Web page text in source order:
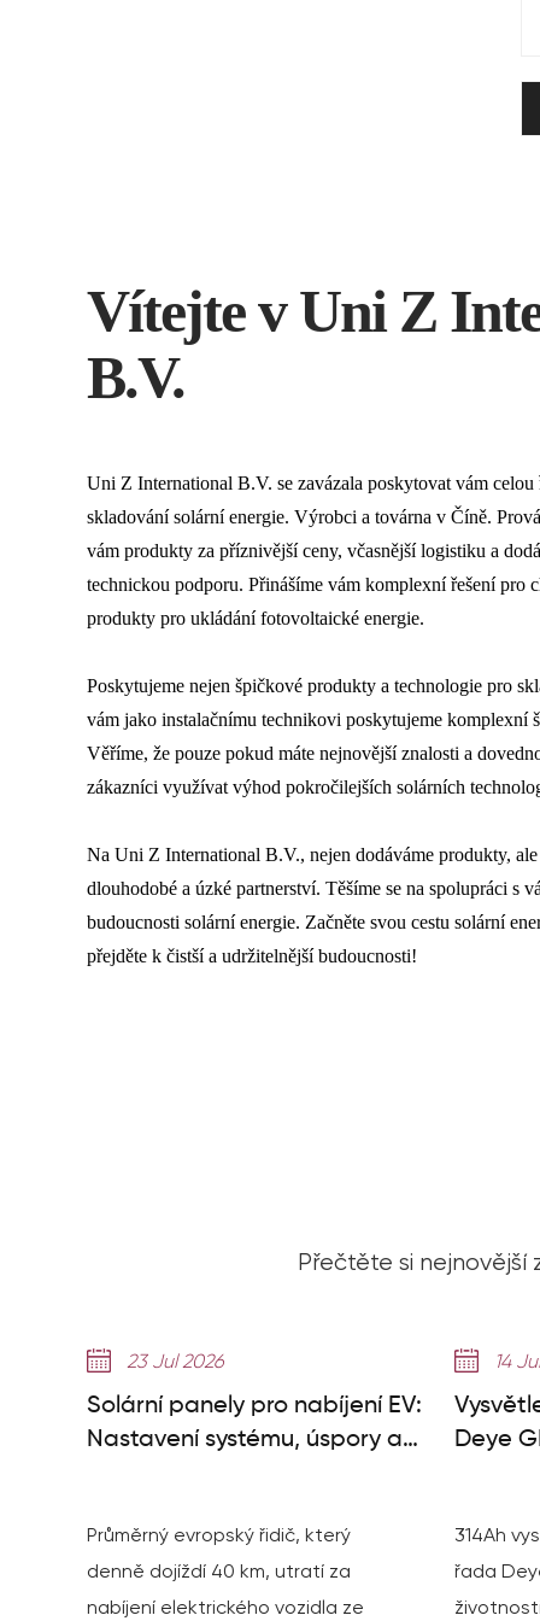
Vítejte v Uni Z
B.V.
Uni Z International B.V. se zavázala poskytovat vám celou
skladování solární energie. Výrobci a továrna v Číně.
vám produkty za příznivější ceny, včasnější logistiku a
technickou podporu. Přinášíme vám komplexní řešení pro
produkty pro ukládání fotovoltaické energie.
Poskytujeme nejen špičkové produkty a technologie pro
vám jako instalačnímu technikovi poskytujeme komplexní
Věříme, že pouze pokud máte nejnovější znalosti a
zákazníci využívat výhod pokročilejších solárních
Na Uni Z International B.V., nejen dodáváme produkty, ale
dlouhodobé a úzké partnerství. Těšíme se na spolupráci s
budoucnosti solární energie. Začněte svou cestu solární
přejděte k čistší a udržitelnější budoucnosti!
Přečtěte si nejnovější
23 Jul 2026
Solární panely pro nabíjení EV:
Nastavení systému, úspory a
Průměrný evropský řidič, který
denně dojíždí 40 km, utratí za
nabíjení elektrického vozidla ze
14
Deye
314Ah
řada